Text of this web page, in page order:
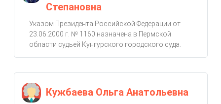
Степановна
Указом Президента Российской Федерации от
23.06.2000 г. № 1160 назначена в Пермской
области судьей Кунгурского городского суда.
Кужбаева Ольга Анатольевна